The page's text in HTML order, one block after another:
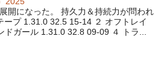
開になった。 持久力＆持続力が問われ
ープ 1.31.0 32.5 15-14 ２ オフトレイ
ガール 1.31.0 32.8 09-09 ４ トラ...